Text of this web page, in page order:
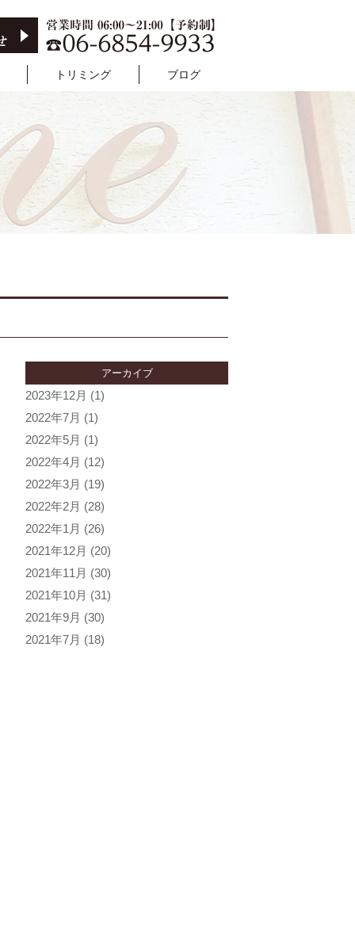
トリミング ブログ
アーカイブ
2023年12月 (1)
2022年7月 (1)
2022年5月 (1)
2022年4月 (12)
2022年3月 (19)
2022年2月 (28)
2022年1月 (26)
2021年12月 (20)
2021年11月 (30)
2021年10月 (31)
2021年9月 (30)
2021年7月 (18)